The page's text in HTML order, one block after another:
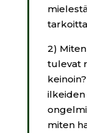
2)
tulevat
miten